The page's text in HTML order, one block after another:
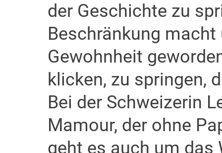
der Geschichte zu
Beschränkung
Gewohnheit
klicken, zu springen,
Bei der Schweizerin
Mamour, der ohne
geht es auch um das